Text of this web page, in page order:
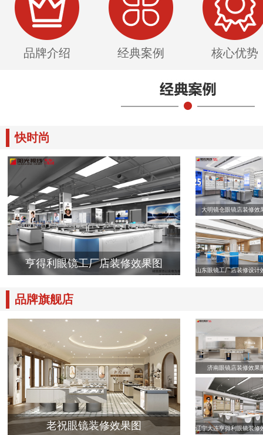
品牌介绍 经典案例 核心优势
快时尚
亨得利眼镜工厂店装修效果图
大明镜仓眼镜店装修效
山东眼镜工厂店装修设计
品牌旗舰店
老祝眼镜装修效果图
济南眼镜店装修效果
辽宁大连亨得利眼镜装修